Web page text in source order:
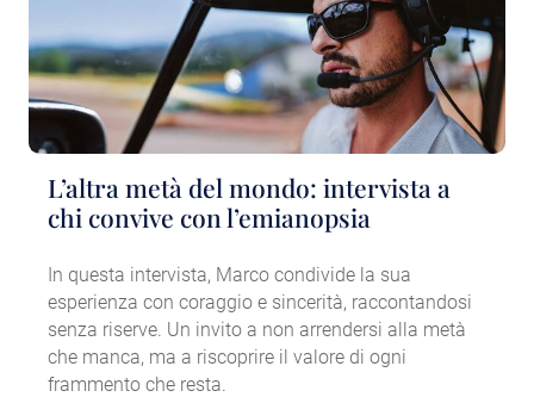
L’altra metà del mondo: intervista a
chi convive con l’emianopsia
In questa intervista, Marco condivide la sua
esperienza con coraggio e sincerità, raccontandosi
senza riserve. Un invito a non arrendersi alla metà
che manca, ma a riscoprire il valore di ogni
frammento che resta.